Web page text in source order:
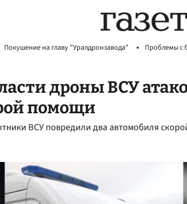
Покушение на главу "Уралдронзавода" Проблемы с
дроны ВСУ
помощи
ВСУ повредили два автомобиля